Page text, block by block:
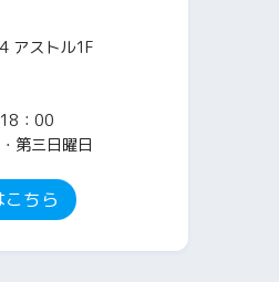
アストル1F
：00
第三日曜日
ちら